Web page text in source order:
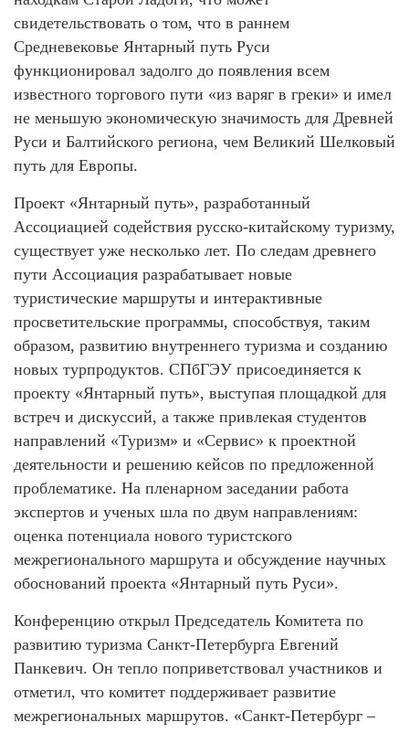
свидетельствовать о том, что в раннем
Средневековье Янтарный путь Руси
функционировал задолго до появления всем
известного торгового пути «из варяг в греки» и имел
не меньшую экономическую значимость для Древней
Руси и Балтийского региона, чем Великий Шелковый
путь для Европы.
Проект «Янтарный путь», разработанный
Ассоциацией содействия русско-китайскому туризму,
существует уже несколько лет. По следам древнего
пути Ассоциация разрабатывает новые
туристические маршруты и интерактивные
просветительские программы, способствуя, таким
образом, развитию внутреннего туризма и созданию
новых турпродуктов. СПбГЭУ присоединяется к
проекту «Янтарный путь», выступая площадкой для
встреч и дискуссий, а также привлекая студентов
направлений «Туризм» и «Сервис» к проектной
деятельности и решению кейсов по предложенной
проблематике. На пленарном заседании работа
экспертов и ученых шла по двум направлениям:
оценка потенциала нового туристского
межрегионального маршрута и обсуждение научных
обоснований проекта «Янтарный путь Руси».
Конференцию открыл Председатель Комитета по
развитию туризма Санкт-Петербурга Евгений
Панкевич. Он тепло поприветствовал участников и
отметил, что комитет поддерживает развитие
межрегиональных маршрутов. «Санкт-Петербург –